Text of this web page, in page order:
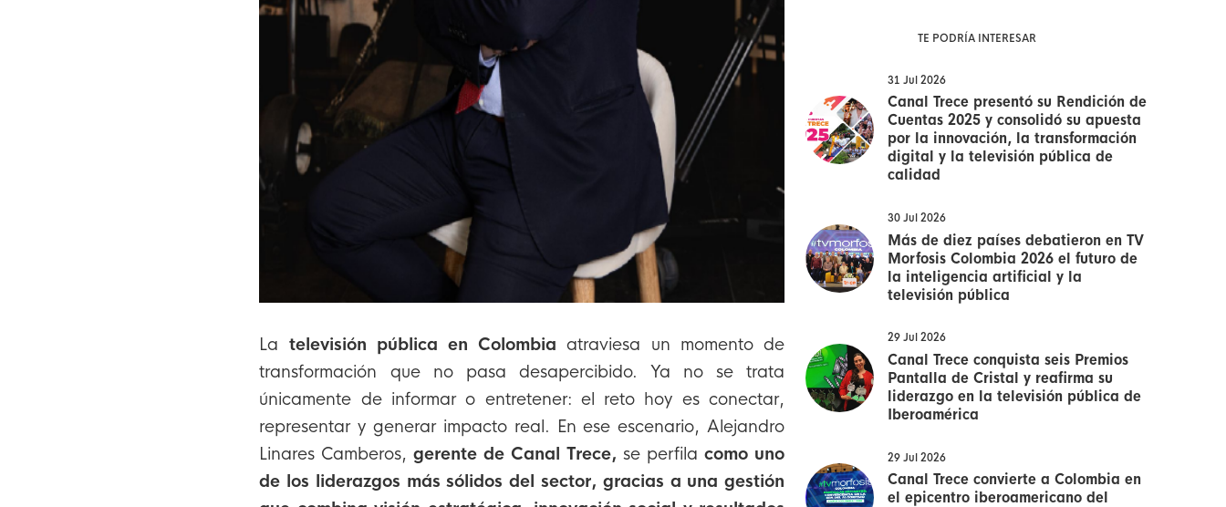
La televisión pública en Colombia atraviesa un momento de
transformación que no pasa desapercibido. Ya no se trata
únicamente de informar o entretener: el reto hoy es conectar,
representar y generar impacto real. En ese escenario, Alejandro
Linares Camberos,gerente de Canal Trece, se perfilacomo uno
de los liderazgos más sólidos del sector, gracias a una gestión
TE PODRÍA INTERESAR
31 Jul 2026
Canal Trece presentó su Rendición de
Cuentas 2025 y consolidó su apuesta
por la innovación, la transformación
digital y la televisión pública de
calidad
30 Jul 2026
Más de diez países debatieron en TV
Morfosis Colombia 2026 el futuro de
la inteligencia artificial y la
televisión pública
29 Jul 2026
Canal Trece conquista seis Premios
Pantalla de Cristal y reafirma su
liderazgo en la televisión pública de
Iberoamérica
29 Jul 2026
Canal Trece convierte a Colombia en
el epicentro iberoamericano del